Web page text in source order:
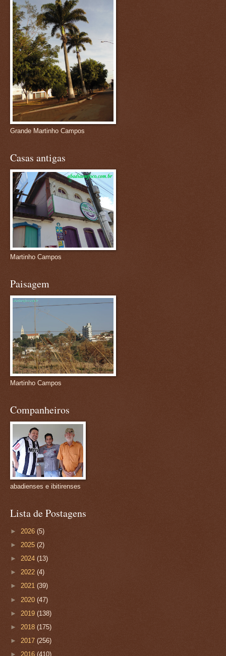
Grande Martinho Campos
Casas antigas
Martinho Campos
Paisagem
Martinho Campos
Companheiros
abadienses e ibitirenses
Lista de Postagens
► 2026 (5)
► 2025 (2)
► 2024 (13)
► 2022 (4)
► 2021 (39)
► 2020 (47)
► 2019 (138)
► 2018 (175)
► 2017 (256)
► 2016 (410)